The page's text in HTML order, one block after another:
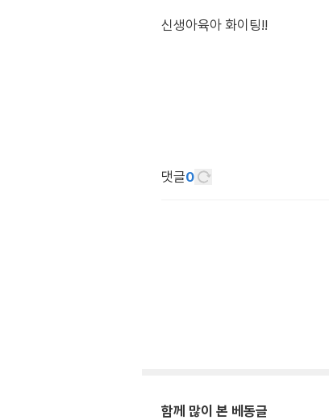
신생아육아 화이팅!!
댓글0
함께 많이 본 베동글